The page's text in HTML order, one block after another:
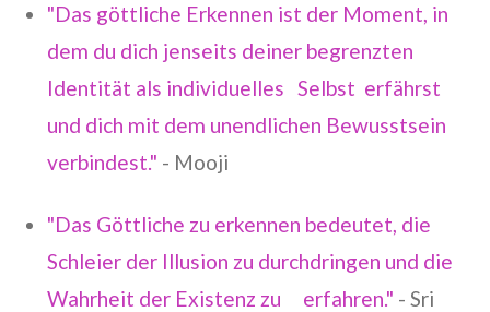
"Das göttliche Erkennen ist der Moment, in
dem du dich jenseits deiner begrenzten
Identität als individuelles Selbst erfährst
und dich mit dem unendlichen Bewusstsein
verbindest." - Mooji
"Das Göttliche zu erkennen bedeutet, die
Schleier der Illusion zu durchdringen und die
Wahrheit der Existenz zu erfahren." - Sri